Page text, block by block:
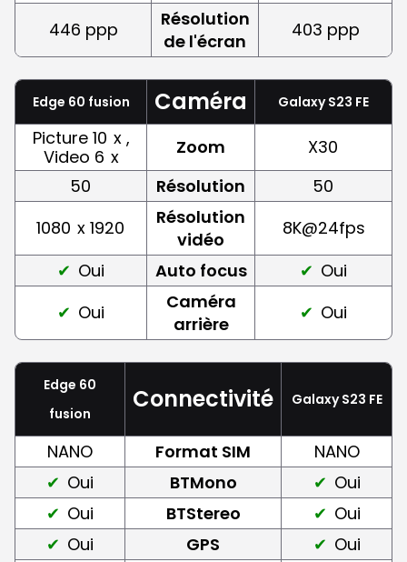
446 ppp
Résolution
de l'écran
403 ppp
Edge 60 fusion Caméra Galaxy S23 FE
Picture 10 x ,
Video 6 x Zoom
X30
50
Résolution
50
1080 x 1920
Résolution
vidéo
8K@24fps
Oui
Auto focus
Oui
Oui
Caméra
arrière
Oui
Edge 60
fusion
Connectivité Galaxy S23 FE
NANO Format SIM
NANO
Oui
BTMono
Oui
Oui
BTStereo
Oui
Oui
GPS
Oui